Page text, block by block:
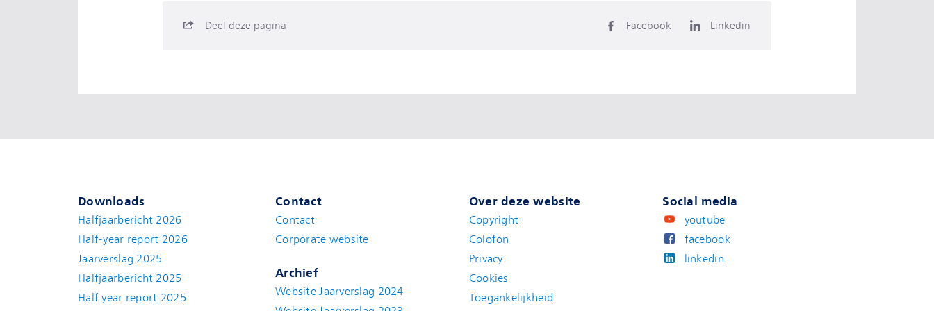
Deel deze pagina Facebook Linkedin
Downloads
Halfjaarbericht 2026
Half-year report 2026
Jaarverslag 2025
Halfjaarbericht 2025
Half year report 2025
Contact
Contact(new window)
Corporate website
Archief
Website Jaarverslag 2024
Over deze website
Copyright
Colofon
Privacy
Cookies
Toegankelijkheid
Social media
youtube
facebook
linkedin